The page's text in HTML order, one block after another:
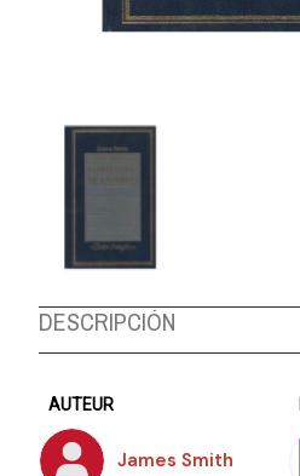
DESCRIPCIÓN
AUTEUR
James Smith